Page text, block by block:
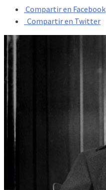
Compartir en Facebook
Compartir en Twitter